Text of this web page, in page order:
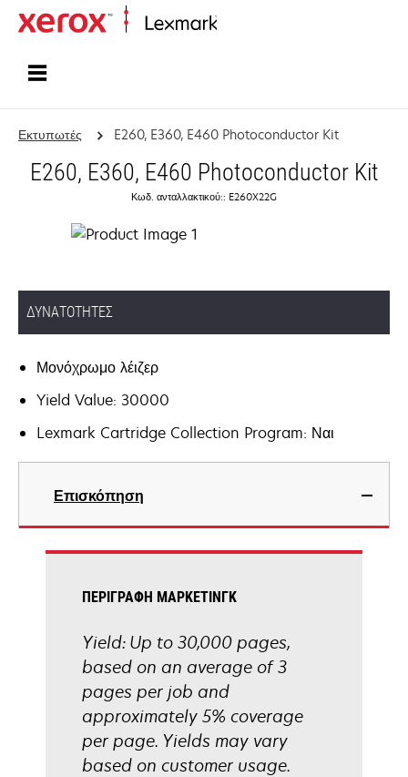
Εκτυπωτές E260, E360, E460 Photoconductor Kit
E260, E360, E460 Photoconductor Kit
Κωδ. ανταλλακτικού:: E260X22G
ΔΥΝΑΤΌΤΗΤΕΣ
Μονόχρωμο λέιζερ
Yield Value: 30000
Lexmark Cartridge Collection Program: Ναι
Επισκόπηση
ΠΕΡΙΓΡΑΦΉ ΜΆΡΚΕΤΙΝΓΚ
Yield: Up to 30,000 pages,
based on an average of 3
pages per job and
approximately 5% coverage
per page. Yields may vary
based on customer usage.